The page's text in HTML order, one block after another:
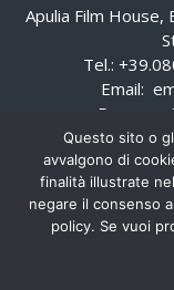
Apulia Film
Tel.:
Email:
Pec:
Questo sito o
avvalgono di
finalità illustrate
negare il consenso
policy. Se vuoi